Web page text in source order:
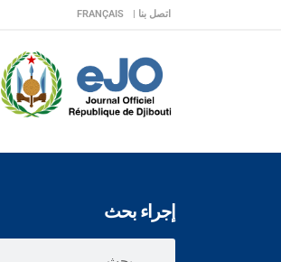
اتصل بنا | FRANÇAIS
إجراء بحث